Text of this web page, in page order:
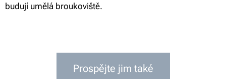
budují umělá broukoviště.
Prospějte jim také